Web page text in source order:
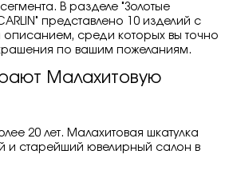
В разделе "Золотые
представлено 10 изделий с
среди которых вы точно
по вашим пожеланиям.
Малахитовую
20 лет. Малахитовая шкатулка
и старейший ювелирный салон в